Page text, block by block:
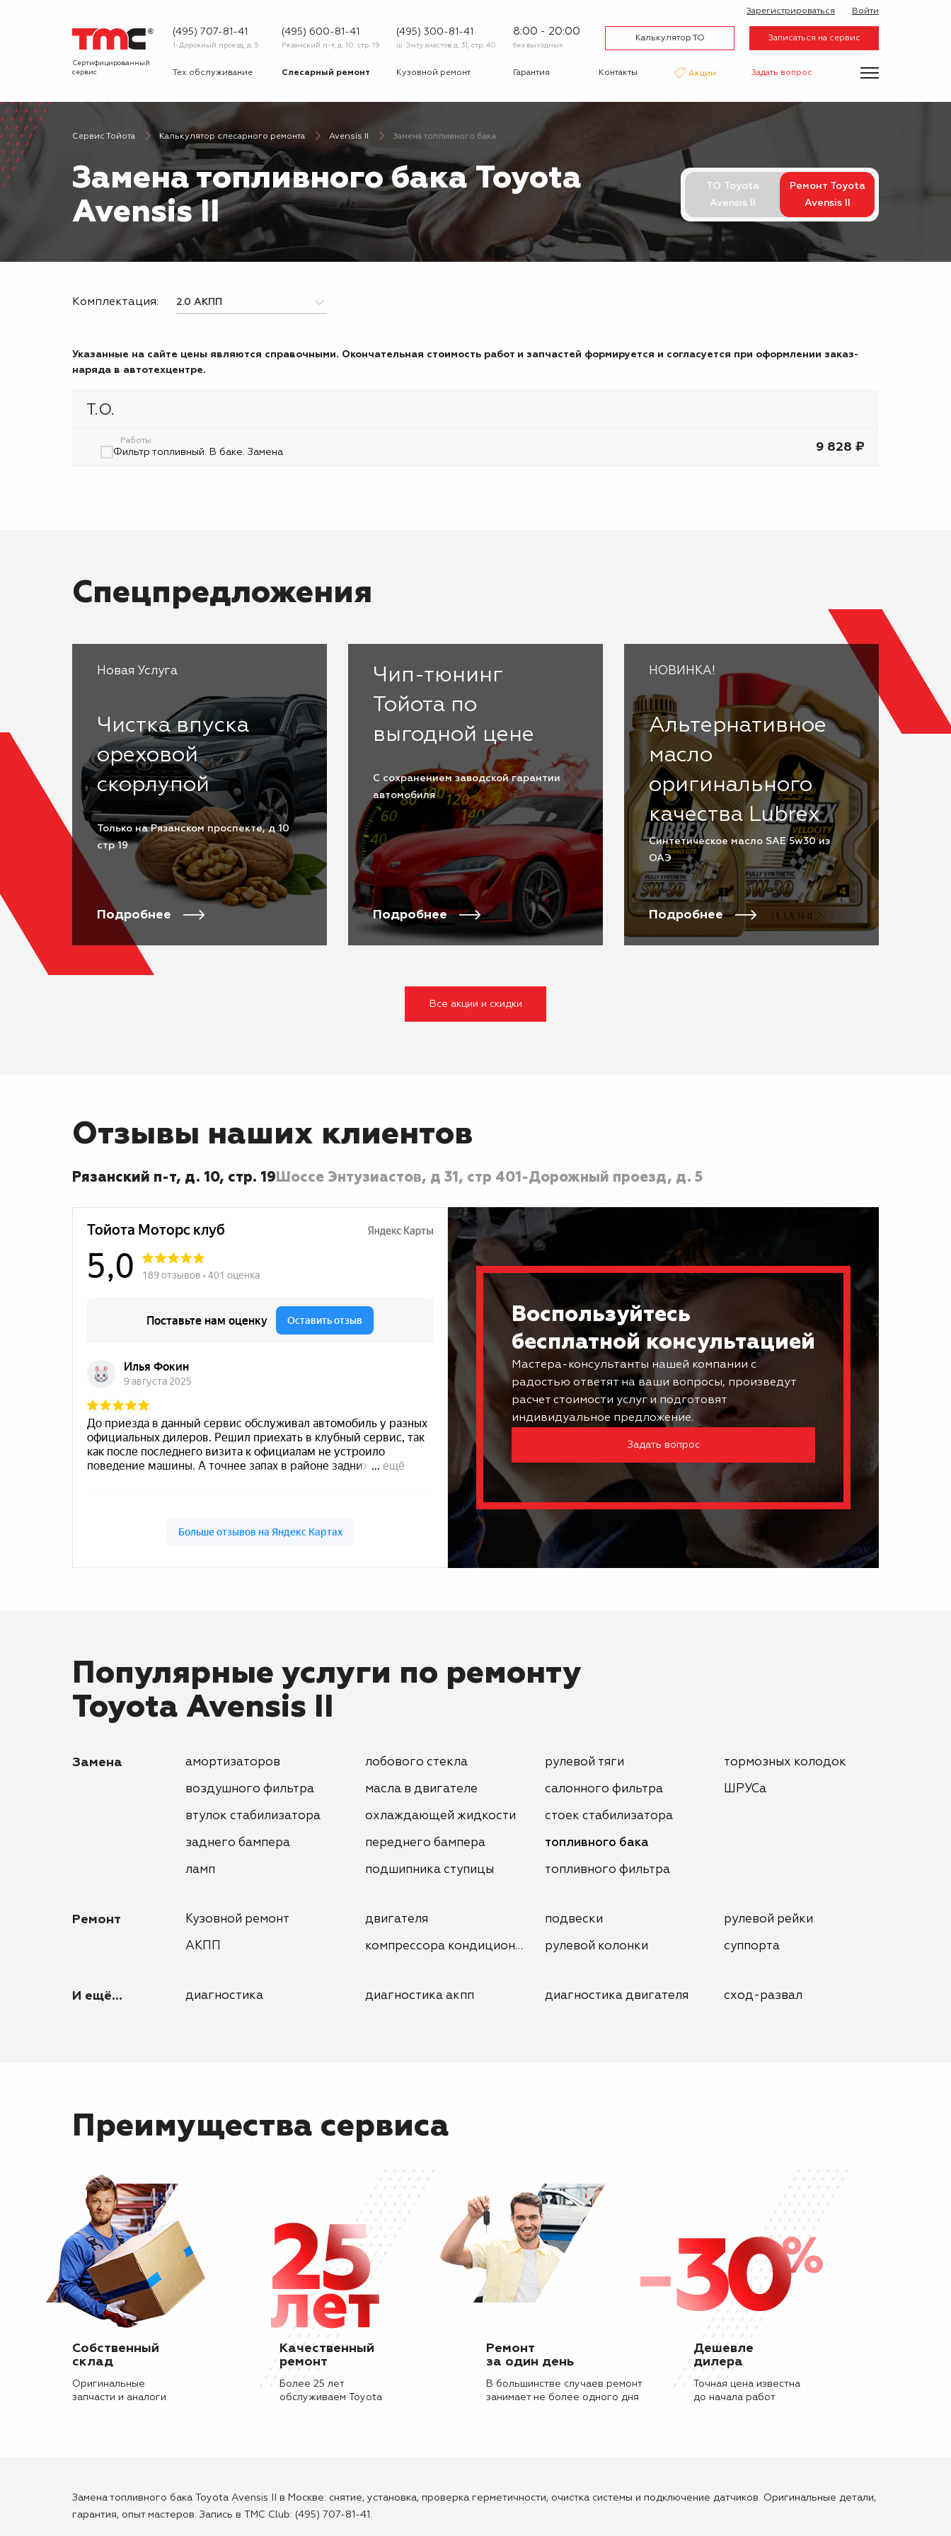
Сертифицированный
сервис
(495) 707-81-41
1-Дорожный проезд, д. 5
(495) 600-81-41
Рязанский п-т, д. 10, стр. 19
(495) 300-81-41
ш. Энтузиастов д. 31, стр. 40
8:00 - 20:00
без выходных
Калькулятор ТО Записаться на сервис
Зарегистрироваться Войти
Тех.обслуживание Слесарный ремонт Кузовной ремонт Гарантия Контакты Акции Задать вопрос
О сервисе Вопрос-ответ
клиентам
Новости Галерея Вакансии Отзывы
Сервис Тойота Калькулятор слесарного ремонта Avensis II Замена топливного бака
Замена топливного бака Toyota
Avensis II
ТО Toyota
Avensis II
Ремонт Toyota
Avensis II
Комплектация:
Указанные на сайте цены являются справочными. Окончательная стоимость работ и запчастей формируется и согласуется при оформлении заказ-
наряда в автотехцентре.
Т.О.
Работы
Фильтр топливный. В баке. Замена 9 828 ₽
Спецпредложения
Новая Услуга
Чистка впуска
ореховой
скорлупой
Только на Рязанском проспекте, д 10
стр 19
Подробнее
Чип-тюнинг
Тойота по
выгодной цене
С сохранением заводской гарантии
автомобиля
Подробнее
НОВИНКА!
Альтернативное
масло
оригинального
качества Lubrex
Cинтетическое масло SAE 5w30 из
ОАЭ
Подробнее
Все акции и скидки
Отзывы наших клиентов
Рязанский п-т, д. 10, стр. 19 Шоссе Энтузиастов, д 31, стр 401-Дорожный проезд, д. 5
Воспользуйтесь
бесплатной консультацией
Мастера-консультанты нашей компании с
радостью ответят на ваши вопросы, произведут
расчет стоимости услуг и подготовят
индивидуальное предложение.
Задать вопрос
Популярные услуги по ремонту
Toyota Avensis II
Замена амортизаторов
воздушного фильтра
втулок стабилизатора
заднего бампера
ламп
лобового стекла
масла в двигателе
охлаждающей жидкости
переднего бампера
подшипника ступицы
рулевой тяги
салонного фильтра
стоек стабилизатора
топливного бака
топливного фильтра
тормозных колодок
ШРУСа
Ремонт Кузовной ремонт
АКПП
двигателя
компрессора кондиционера
подвески
рулевой колонки
рулевой рейки
суппорта
И ещё... диагностика диагностика акпп диагностика двигателя сход-развал
Преимущества сервиса
Собственный
склад
Оригинальные
запчасти и аналоги
Качественный
ремонт
Более 25 лет
обслуживаем Toyota
Ремонт
за один день
В большинстве случаев ремонт
занимает не более одного дня
Дешевле
дилера
Точная цена известна
до начала работ
Замена топливного бака Toyota Avensis II в Москве: снятие, установка, проверка герметичности, очистка системы и подключение датчиков. Оригинальные детали,
гарантия, опыт мастеров. Запись в TMC Club: (495) 707-81-41.